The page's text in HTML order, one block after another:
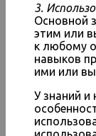
3.
Основной
этим или
к любому
навыков
ими или вы
У знаний и